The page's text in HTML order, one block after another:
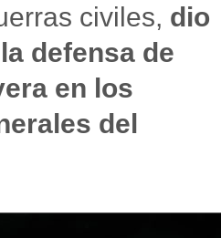
civiles, dio
defensa de
en los
del